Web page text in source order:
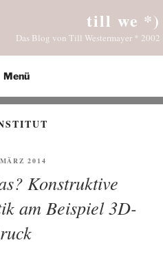
till we *)
Das Blog von Till Westermayer * 2002
Menü
2014
Konstruktive
am Beispiel 3D-